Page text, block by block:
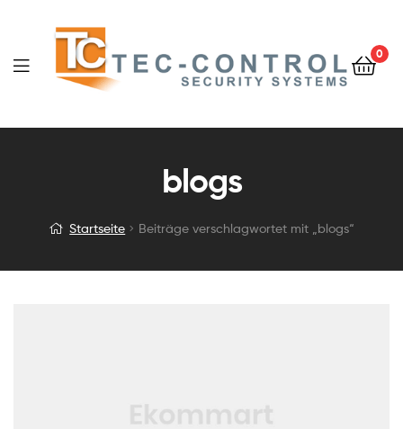
0
blogs
Startseite Beiträge verschlagwortet mit „blogs“